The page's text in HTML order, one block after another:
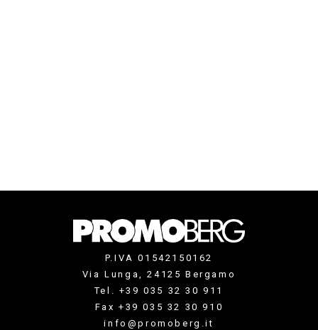
P.IVA 01542150162
Via Lunga, 24125 Bergamo
Tel. +39 035 32 30 911
Fax +39 035 32 30 910
info@promoberg.it